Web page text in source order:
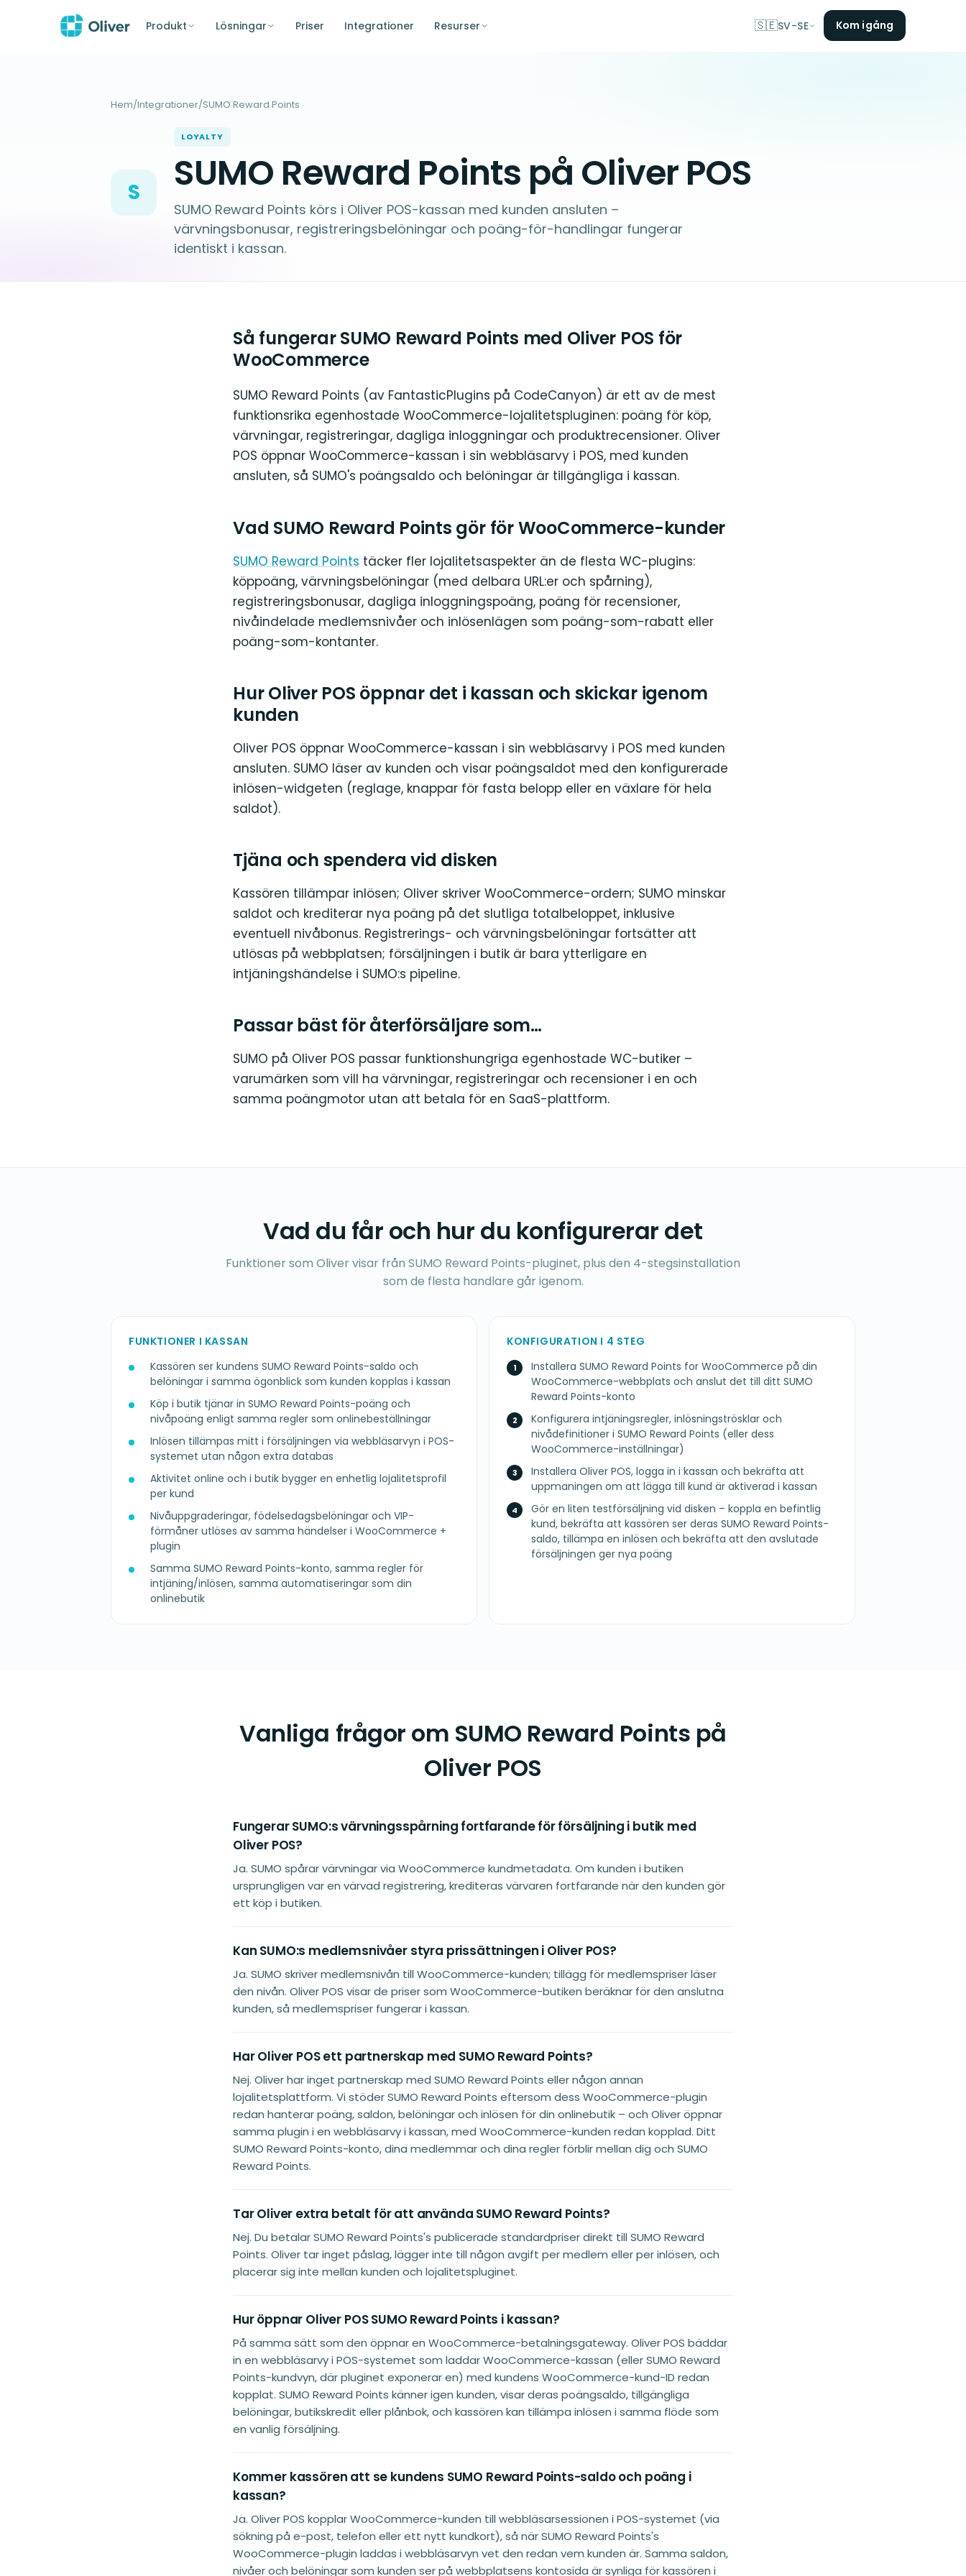
Produkt Lösningar Priser Integrationer Resurser 🇸🇪SV-SE Kom igång
Hem/Integrationer/SUMO Reward Points
S
LOYALTY
SUMO Reward Points på Oliver POS
SUMO Reward Points körs i Oliver POS-kassan med kunden ansluten –
värvningsbonusar, registreringsbelöningar och poäng-för-handlingar fungerar
identiskt i kassan.
Så fungerar SUMO Reward Points med Oliver POS för
WooCommerce
SUMO Reward Points (av FantasticPlugins på CodeCanyon) är ett av de mest
funktionsrika egenhostade WooCommerce-lojalitetspluginen: poäng för köp,
värvningar, registreringar, dagliga inloggningar och produktrecensioner. Oliver
POS öppnar WooCommerce-kassan i sin webbläsarvy i POS, med kunden
ansluten, så SUMO's poängsaldo och belöningar är tillgängliga i kassan.
Vad SUMO Reward Points gör för WooCommerce-kunder
SUMO Reward Points täcker fler lojalitetsaspekter än de flesta WC-plugins:
köppoäng, värvningsbelöningar (med delbara URL:er och spårning),
registreringsbonusar, dagliga inloggningspoäng, poäng för recensioner,
nivåindelade medlemsnivåer och inlösenlägen som poäng-som-rabatt eller
poäng-som-kontanter.
Hur Oliver POS öppnar det i kassan och skickar igenom
kunden
Oliver POS öppnar WooCommerce-kassan i sin webbläsarvy i POS med kunden
ansluten. SUMO läser av kunden och visar poängsaldot med den konfigurerade
inlösen-widgeten (reglage, knappar för fasta belopp eller en växlare för hela
saldot).
Tjäna och spendera vid disken
Kassören tillämpar inlösen; Oliver skriver WooCommerce-ordern; SUMO minskar
saldot och krediterar nya poäng på det slutliga totalbeloppet, inklusive
eventuell nivåbonus. Registrerings- och värvningsbelöningar fortsätter att
utlösas på webbplatsen; försäljningen i butik är bara ytterligare en
intjäningshändelse i SUMO:s pipeline.
Passar bäst för återförsäljare som…
SUMO på Oliver POS passar funktionshungriga egenhostade WC-butiker –
varumärken som vill ha värvningar, registreringar och recensioner i en och
samma poängmotor utan att betala för en SaaS-plattform.
Vad du får och hur du konfigurerar det
Funktioner som Oliver visar från SUMO Reward Points-pluginet, plus den 4-stegsinstallation
som de flesta handlare går igenom.
FUNKTIONER I KASSAN
Kassören ser kundens SUMO Reward Points-saldo och
belöningar i samma ögonblick som kunden kopplas i kassan
Köp i butik tjänar in SUMO Reward Points-poäng och
nivåpoäng enligt samma regler som onlinebeställningar
Inlösen tillämpas mitt i försäljningen via webbläsarvyn i POS-
systemet utan någon extra databas
Aktivitet online och i butik bygger en enhetlig lojalitetsprofil
per kund
Nivåuppgraderingar, födelsedagsbelöningar och VIP-
förmåner utlöses av samma händelser i WooCommerce +
plugin
Samma SUMO Reward Points-konto, samma regler för
intjäning/inlösen, samma automatiseringar som din
onlinebutik
KONFIGURATION I 4 STEG
Installera SUMO Reward Points for WooCommerce på din
WooCommerce-webbplats och anslut det till ditt SUMO
Reward Points-konto
Konfigurera intjäningsregler, inlösningströsklar och
nivådefinitioner i SUMO Reward Points (eller dess
WooCommerce-inställningar)
Installera Oliver POS, logga in i kassan och bekräfta att
uppmaningen om att lägga till kund är aktiverad i kassan
Gör en liten testförsäljning vid disken – koppla en befintlig
kund, bekräfta att kassören ser deras SUMO Reward Points-
saldo, tillämpa en inlösen och bekräfta att den avslutade
försäljningen ger nya poäng
Vanliga frågor om SUMO Reward Points på
Oliver POS
Fungerar SUMO:s värvningsspårning fortfarande för försäljning i butik med
Oliver POS?
Ja. SUMO spårar värvningar via WooCommerce kundmetadata. Om kunden i butiken
ursprungligen var en värvad registrering, krediteras värvaren fortfarande när den kunden gör
ett köp i butiken.
Kan SUMO:s medlemsnivåer styra prissättningen i Oliver POS?
Ja. SUMO skriver medlemsnivån till WooCommerce-kunden; tillägg för medlemspriser läser
den nivån. Oliver POS visar de priser som WooCommerce-butiken beräknar för den anslutna
kunden, så medlemspriser fungerar i kassan.
Har Oliver POS ett partnerskap med SUMO Reward Points?
Nej. Oliver har inget partnerskap med SUMO Reward Points eller någon annan
lojalitetsplattform. Vi stöder SUMO Reward Points eftersom dess WooCommerce-plugin
redan hanterar poäng, saldon, belöningar och inlösen för din onlinebutik – och Oliver öppnar
samma plugin i en webbläsarvy i kassan, med WooCommerce-kunden redan kopplad. Ditt
SUMO Reward Points-konto, dina medlemmar och dina regler förblir mellan dig och SUMO
Reward Points.
Tar Oliver extra betalt för att använda SUMO Reward Points?
Nej. Du betalar SUMO Reward Points's publicerade standardpriser direkt till SUMO Reward
Points. Oliver tar inget påslag, lägger inte till någon avgift per medlem eller per inlösen, och
placerar sig inte mellan kunden och lojalitetspluginet.
Hur öppnar Oliver POS SUMO Reward Points i kassan?
På samma sätt som den öppnar en WooCommerce-betalningsgateway. Oliver POS bäddar
in en webbläsarvy i POS-systemet som laddar WooCommerce-kassan (eller SUMO Reward
Points-kundvyn, där pluginet exponerar en) med kundens WooCommerce-kund-ID redan
kopplat. SUMO Reward Points känner igen kunden, visar deras poängsaldo, tillgängliga
belöningar, butikskredit eller plånbok, och kassören kan tillämpa inlösen i samma flöde som
en vanlig försäljning.
Kommer kassören att se kundens SUMO Reward Points-saldo och poäng i
kassan?
Ja. Oliver POS kopplar WooCommerce-kunden till webbläsarsessionen i POS-systemet (via
sökning på e-post, telefon eller ett nytt kundkort), så när SUMO Reward Points's
WooCommerce-plugin laddas i webbläsarvyn vet den redan vem kunden är. Samma saldon,
nivåer och belöningar som kunden ser på webbplatsens kontosida är synliga för kassören i